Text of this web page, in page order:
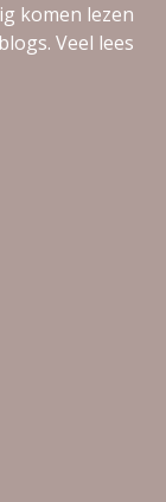
komen lezen
Veel lees